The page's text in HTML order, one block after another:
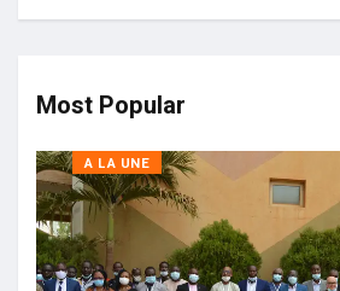
Most Popular
A LA UNE